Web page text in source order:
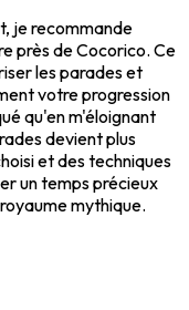
je recommande
près de Cocorico. Ce
les parades et
votre progression
qu'en m'éloignant
devient plus
et des techniques
un temps précieux
mythique.